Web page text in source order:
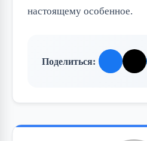
настоящему особенное.
Поделиться: